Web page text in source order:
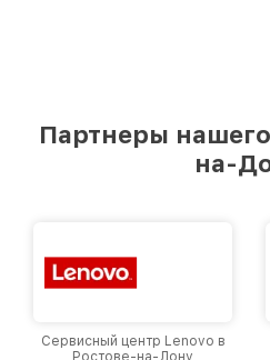
Партнеры
на-
Сервисный центр Honor в